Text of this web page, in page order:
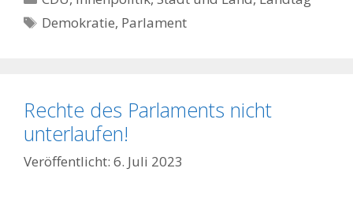
Schlagwörter
Demokratie, Parlament
Rechte des Parlaments nicht
unterlaufen!
6. Juli 2023